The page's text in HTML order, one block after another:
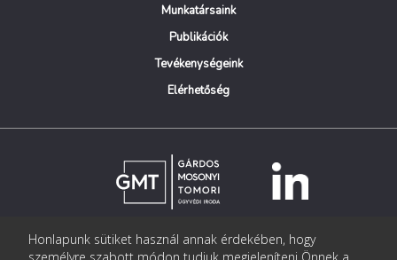
Munkatársaink
Publikációk
Tevékenységeink
Elérhetőség
© Copyright Gárdos Mosonyi Tomori Ügyvédi Iroda
postmaster@gmtlegal.hu
Honlapunk sütiket használ annak érdekében, hogy